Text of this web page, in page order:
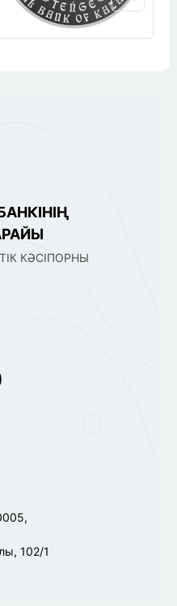
КӘСІПОРНЫ
102/1